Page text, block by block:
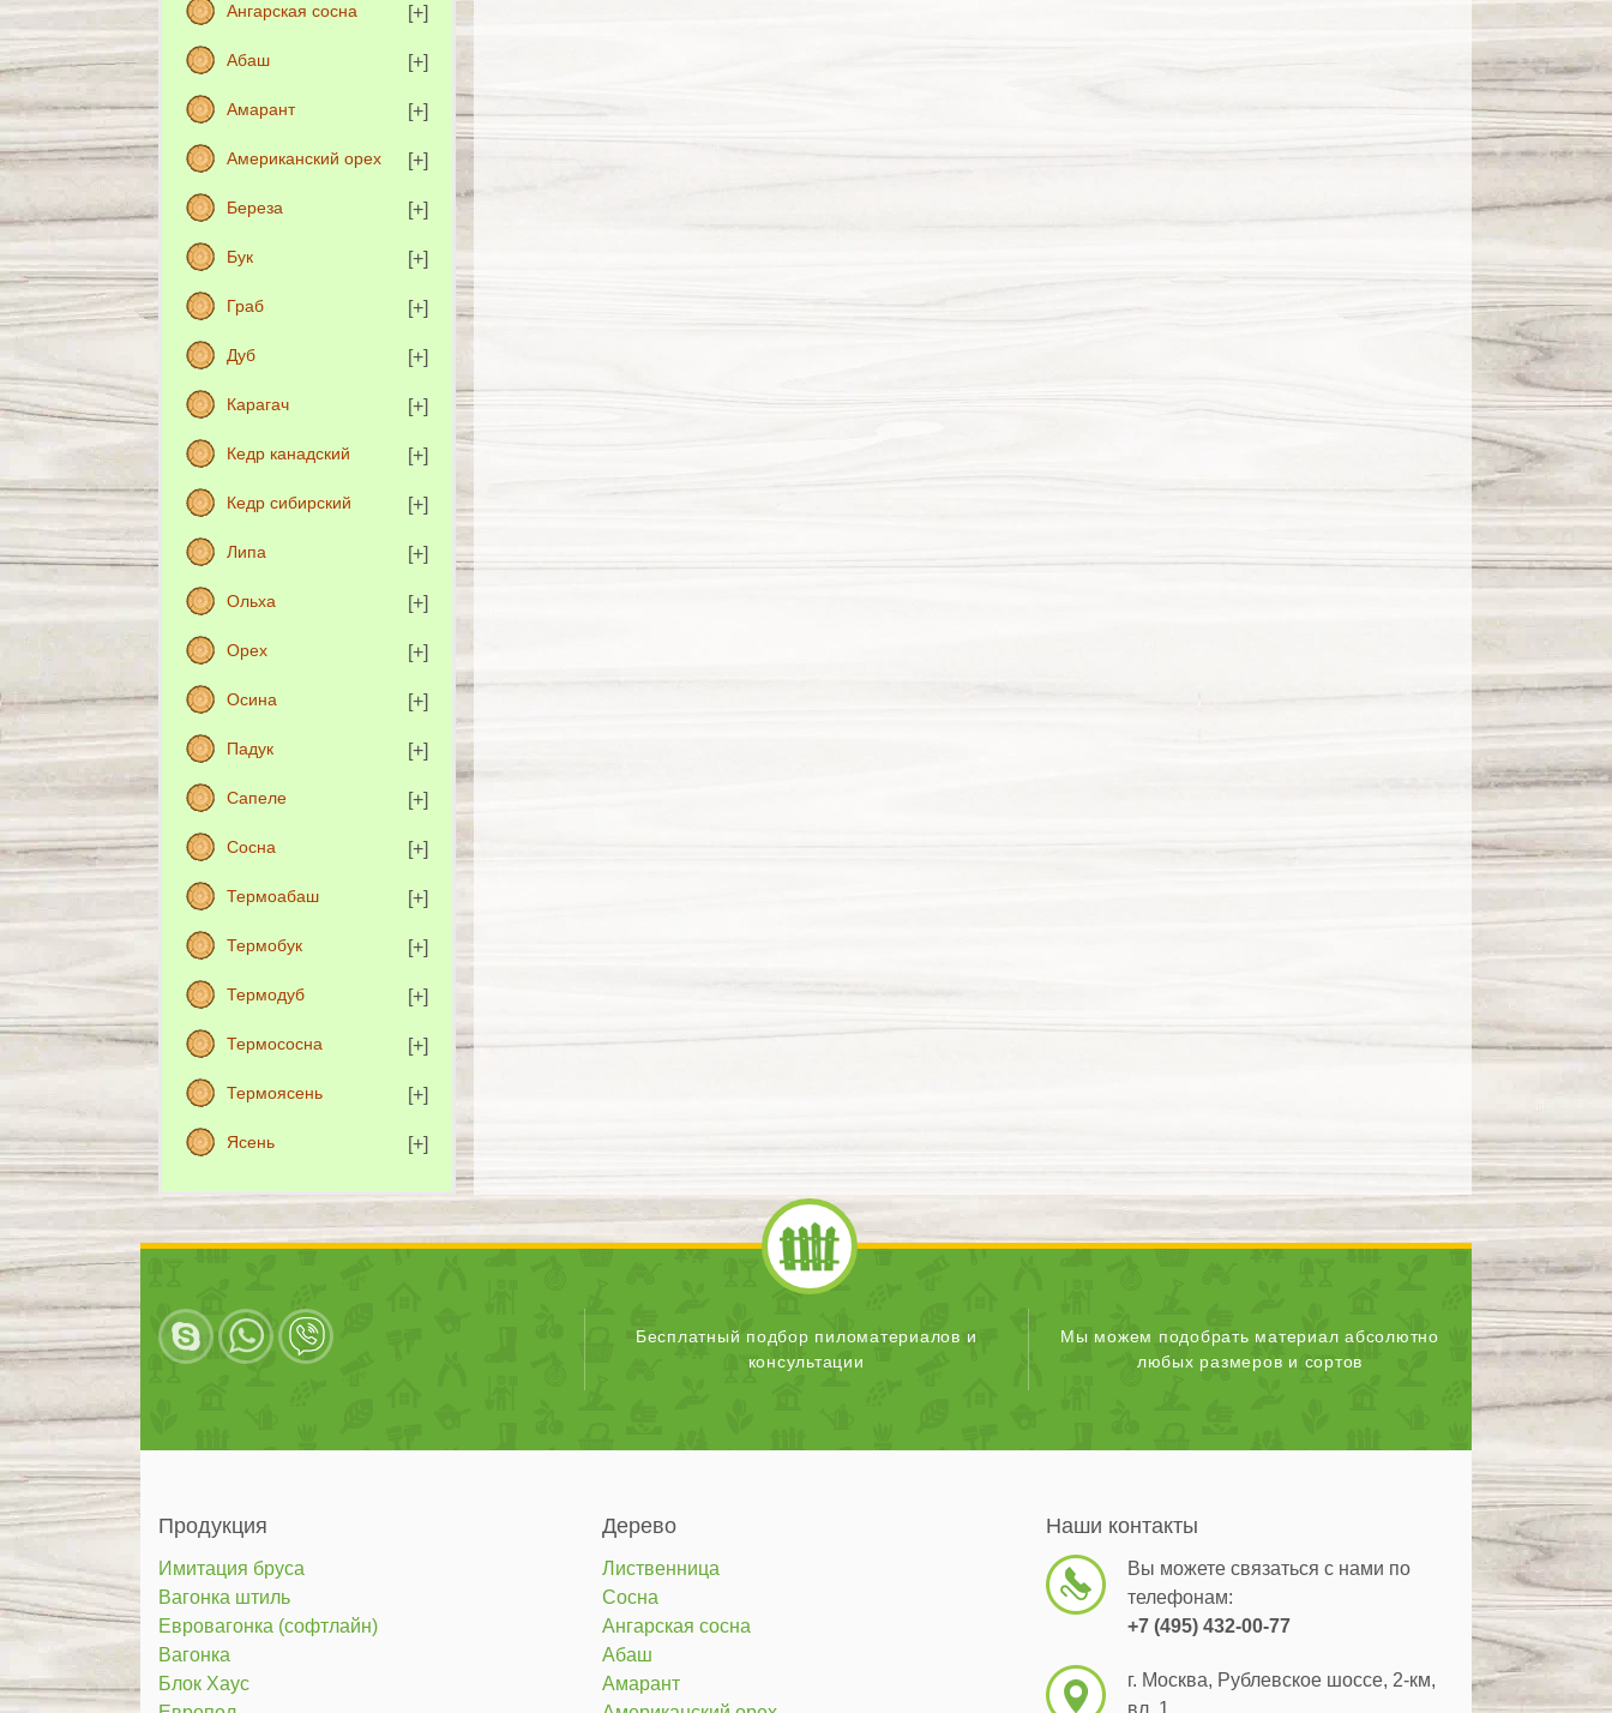
Ангарская сосна
Абаш
Амарант
Американский орех
Береза
Бук
Граб
Дуб
Карагач
Кедр канадский
Кедр сибирский
Липа
Ольха
Орех
Осина
Падук
Сапеле
Сосна
Термоабаш
Термобук
Термодуб
Термососна
Термоясень
Ясень
Бесплатный подбор пиломатериалов и
консультации
Мы можем подобрать материал абсолютно
любых размеров и сортов
Продукция
Имитация бруса
Вагонка штиль
Евровагонка (софтлайн)
Вагонка
Блок Хаус
Дерево
Лиственница
Сосна
Ангарская сосна
Абаш
Амарант
Наши контакты
Вы можете связаться с нами по
телефонам:
+7 (495) 432-00-77
г. Москва, Рублевское шоссе, 2-км,
вл. 1